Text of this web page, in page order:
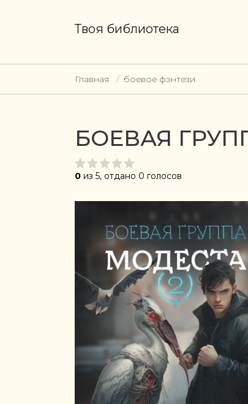
Твоя библиотека
Главная боевое фэнтези
БОЕВАЯ
0 из 5, отдано 0 голосов